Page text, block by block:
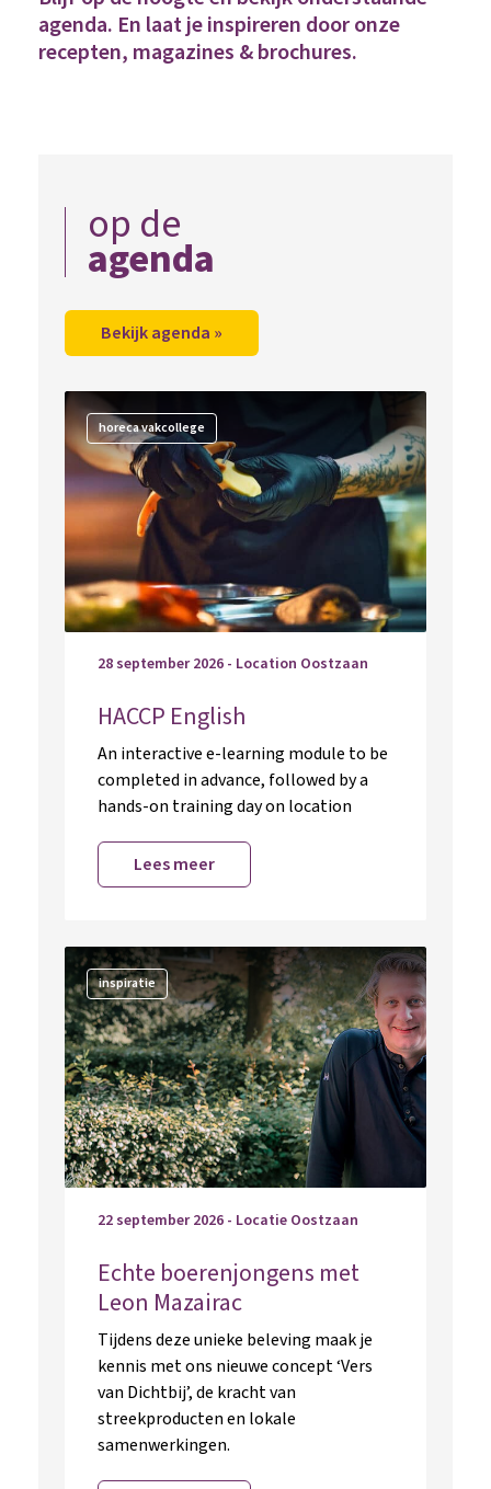
agenda. En laat je inspireren door onze
recepten, magazines & brochures.
op de
agenda
Bekijk agenda »
horeca vakcollege
28 september 2026 - Location Oostzaan
HACCP English
An interactive e-learning module to be
completed in advance, followed by a
hands-on training day on location
Lees meer
inspiratie
22 september 2026 - Locatie Oostzaan
Echte boerenjongens met
Leon Mazairac
Tijdens deze unieke beleving maak je
kennis met ons nieuwe concept ‘Vers
van Dichtbij’, de kracht van
streekproducten en lokale
samenwerkingen.